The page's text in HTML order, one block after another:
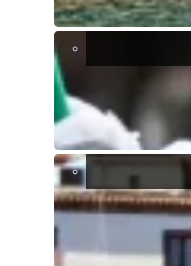
1990
Casa indipendente
Parcheggio privato
Vicino alla spiaggia
Vendesi elegante villa a